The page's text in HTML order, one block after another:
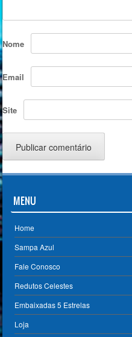
Nome
Email
Site
MENU
Home
Sampa Azul
Fale Conosco
Redutos Celestes
Embaixadas 5 Estrelas
Loja